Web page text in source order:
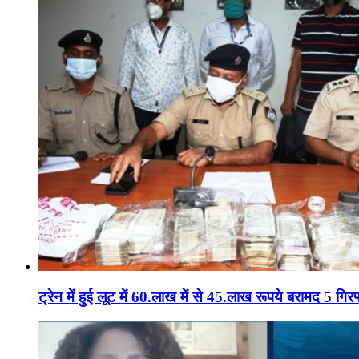
ट्रेन में हुई लूट में 60.लाख में से 45.लाख रूपये बरामद 5